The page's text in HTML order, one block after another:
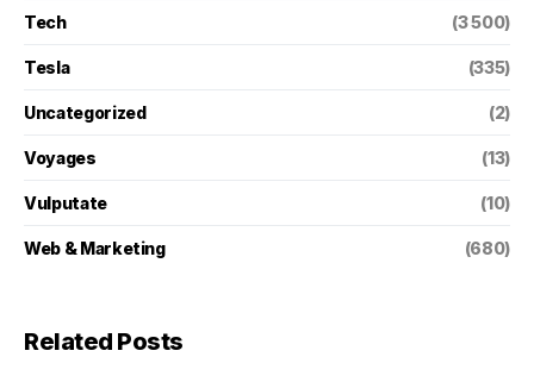
Tech (3 500)
Tesla (335)
Uncategorized (2)
Voyages (13)
Vulputate (10)
Web & Marketing (680)
Related Posts